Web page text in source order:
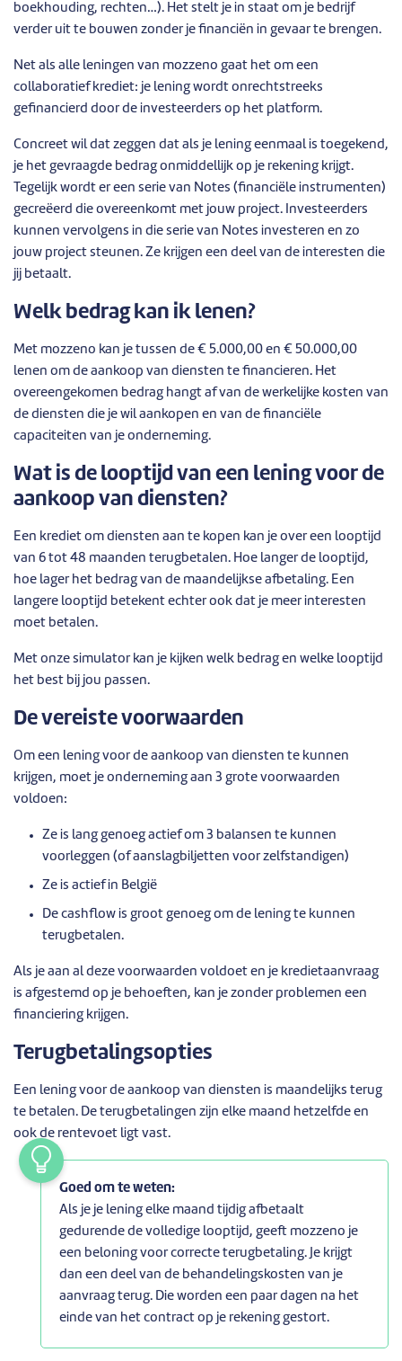
boekhouding, rechten…). Het stelt je in staat om je bedrijf
verder uit te bouwen zonder je financiën in gevaar te brengen.
Net als alle leningen van mozzeno gaat het om een
collaboratief krediet: je lening wordt onrechtstreeks
gefinancierd door de investeerders op het platform.
Concreet wil dat zeggen dat als je lening eenmaal is toegekend,
je het gevraagde bedrag onmiddellijk op je rekening krijgt.
Tegelijk wordt er een serie van Notes (financiële instrumenten)
gecreëerd die overeenkomt met jouw project. Investeerders
kunnen vervolgens in die serie van Notes investeren en zo
jouw project steunen. Ze krijgen een deel van de interesten die
jij betaalt.
Welk bedrag kan ik lenen?
Met mozzeno kan je tussen de € 5.000,00 en € 50.000,00
lenen om de aankoop van diensten te financieren. Het
overeengekomen bedrag hangt af van de werkelijke kosten van
de diensten die je wil aankopen en van de financiële
capaciteiten van je onderneming.
Wat is de looptijd van een lening voor de
aankoop van diensten?
Een krediet om diensten aan te kopen kan je over een looptijd
van 6 tot 48 maanden terugbetalen. Hoe langer de looptijd,
hoe lager het bedrag van de maandelijkse afbetaling. Een
langere looptijd betekent echter ook dat je meer interesten
moet betalen.
Met onze simulator kan je kijken welk bedrag en welke looptijd
het best bij jou passen.
De vereiste voorwaarden
Om een lening voor de aankoop van diensten te kunnen
krijgen, moet je onderneming aan 3 grote voorwaarden
voldoen:
Ze is lang genoeg actief om 3 balansen te kunnen
voorleggen (of aanslagbiljetten voor zelfstandigen)
Ze is actief in België
De cashflow is groot genoeg om de lening te kunnen
terugbetalen.
Als je aan al deze voorwaarden voldoet en je kredietaanvraag
is afgestemd op je behoeften, kan je zonder problemen een
financiering krijgen.
Terugbetalingsopties
Een lening voor de aankoop van diensten is maandelijks terug
te betalen. De terugbetalingen zijn elke maand hetzelfde en
ook de rentevoet ligt vast.
Goed om te weten:
Als je je lening elke maand tijdig afbetaalt
gedurende de volledige looptijd, geeft mozzeno je
een beloning voor correcte terugbetaling. Je krijgt
dan een deel van de behandelingskosten van je
aanvraag terug. Die worden een paar dagen na het
einde van het contract op je rekening gestort.